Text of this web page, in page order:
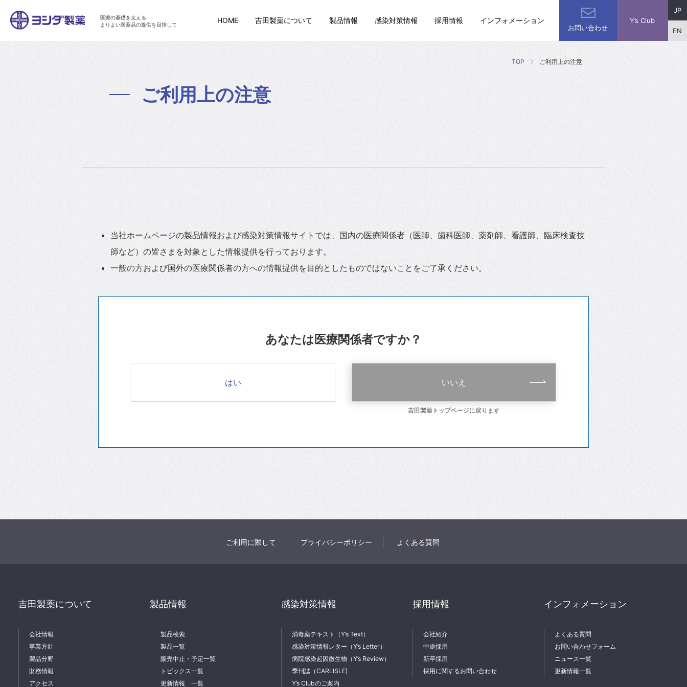
医療の基礎を支える
よりよい医薬品の提供を目指して
HOME 吉田製薬について 製品情報 感染対策情報 採用情報 インフォメーション
お問い合わせ
Y’s Club
JP
EN
TOP ご利用上の注意
ご利用上の注意
当社ホームページの製品情報および感染対策情報サイトでは、国内の医療関係者（医師、歯科医師、薬剤師、看護師、臨床検査技
師など）の皆さまを対象とした情報提供を行っております。
一般の方および国外の医療関係者の方への情報提供を目的としたものではないことをご了承ください。
あなたは医療関係者ですか？
はい いいえ
吉田製薬トップページに戻ります
ご利用に際して プライバシーポリシー よくある質問
吉田製薬について
会社情報
事業方針
製品分野
財務情報
アクセス
製品情報
製品検索
製品一覧
販売中止・予定一覧
トピックス一覧
更新情報 一覧
感染対策情報
消毒薬テキスト（Y’s Text）
感染対策情報レター（Y’s Letter）
病院感染起因微生物（Y’s Review）
季刊誌（CARLISLE)
Y’s Clubのご案内
採用情報
会社紹介
中途採用
新卒採用
採用に関するお問い合わせ
インフォメーション
よくある質問
お問い合わせフォーム
ニュース一覧
更新情報一覧